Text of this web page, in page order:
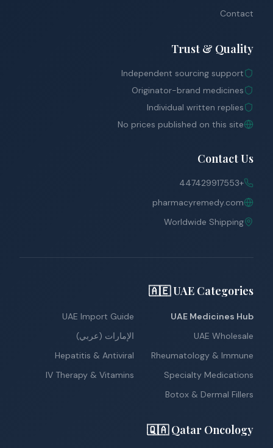
Contact
Trust & Quality
Independent sourcing support
Originator-brand medicines
Individual written replies
No prices published on this site
Contact Us
+447429917553
pharmacyremedy.com
Worldwide Shipping
🇦🇪 UAE Categories
UAE Medicines Hub
UAE Import Guide
UAE Wholesale
الإمارات (عربي)
Rheumatology & Immune
Hepatitis & Antiviral
Specialty Medications
IV Therapy & Vitamins
Botox & Dermal Fillers
🇶🇦 Qatar Oncology